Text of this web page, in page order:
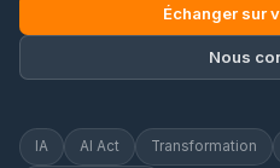
Échanger sur
Nous
IA AI Act Transformation